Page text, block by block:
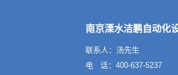
南京溧水洁鹏自动化
联系人：汤先生
电 话：400-637-5237